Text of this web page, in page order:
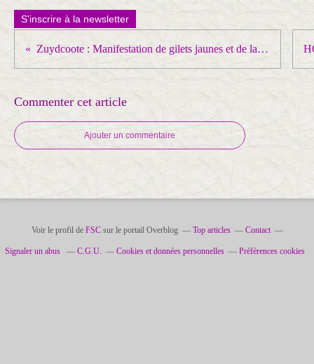
S'inscrire à la newsletter
Zuydcoote : Manifestation de gilets jaunes et de la CGT devant l’hôpital maritime
Commenter cet article
Ajouter un commentaire
Voir le profil de FSCsur le portail Overblog Top articles Contact
Signaler un abus C.G.U. Cookies et données personnelles Préférences cookies